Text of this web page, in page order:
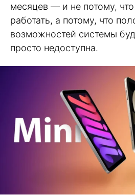
месяцев — и не потому, что
работать, а потому, что
возможностей системы
просто недоступна.